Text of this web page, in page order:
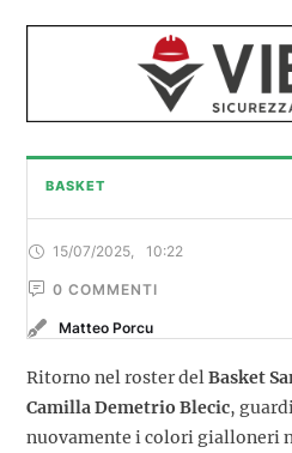
BASKET
15/07/2025 10:22
0 COMMENTI
Matteo Porcu
Ritorno nel roster delBasket
Camilla Demetrio Blecic,
nuovamente i colori gialloneri